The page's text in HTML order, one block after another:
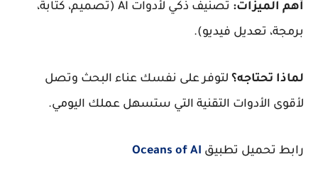
أهم الميزات:
تصنيف ذكي لأدوات AI (تصميم، كتابة،
برمجة، تعديل فيديو).
لماذا تحتاجه؟ لتوفر على نفسك عناء البحث وتصل
لأقوى الأدوات التقنية التي ستسهل عملك اليومي.
رابط تحميل تطبيق Oceans of AI